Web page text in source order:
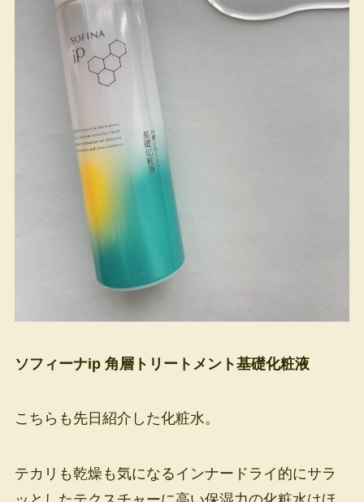
ソフィーナip 角層トリートメント基礎化粧液
こちらも先日紹介した化粧水。
テカリも乾燥も気になるインナードライ的にサラ